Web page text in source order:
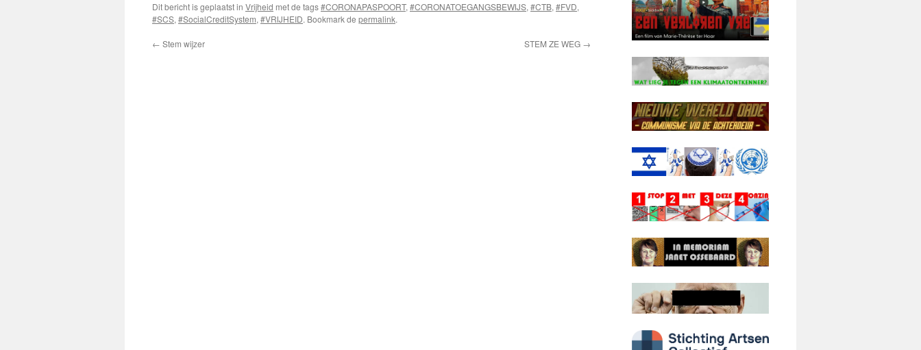
Dit bericht is geplaatst in Vrijheid met de tags#CORONAPASPOORT, #CORONATOEGANGSBEWIJS, #CTB, #FVD,
#SCS, #SocialCreditSystem, #VRIJHEID. Bookmark de permalink.
← Stem wijzer STEM ZE WEG →